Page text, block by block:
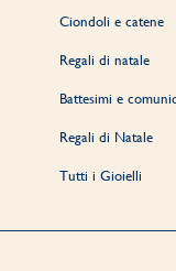
Ciondoli e catene
Regali di natale
Battesimi e
Regali di Natale
Tutti i Gioielli